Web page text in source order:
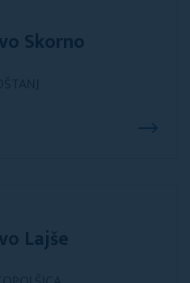
Skorno
Lajše